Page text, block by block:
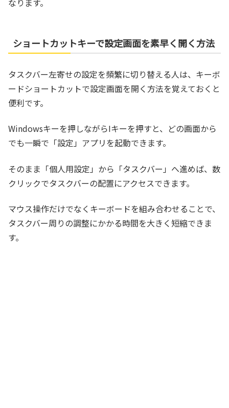
なります。
ショートカットキーで設定画面を素早く開く方法
タスクバー左寄せの設定を頻繁に切り替える人は、キーボ
ードショートカットで設定画面を開く方法を覚えておくと
便利です。
Windowsキーを押しながらIキーを押すと、どの画面から
でも一瞬で「設定」アプリを起動できます。
そのまま「個人用設定」から「タスクバー」へ進めば、数
クリックでタスクバーの配置にアクセスできます。
マウス操作だけでなくキーボードを組み合わせることで、
タスクバー周りの調整にかかる時間を大きく短縮できま
す。